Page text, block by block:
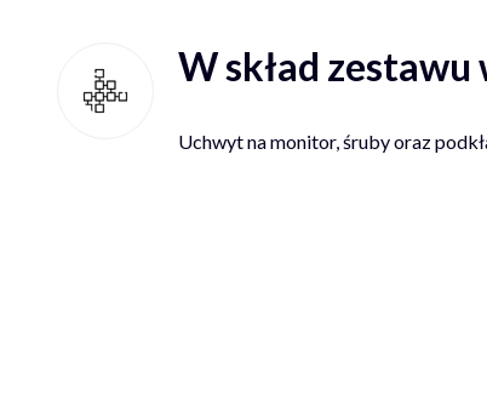
W skład zestawu
Uchwyt na monitor, śruby oraz